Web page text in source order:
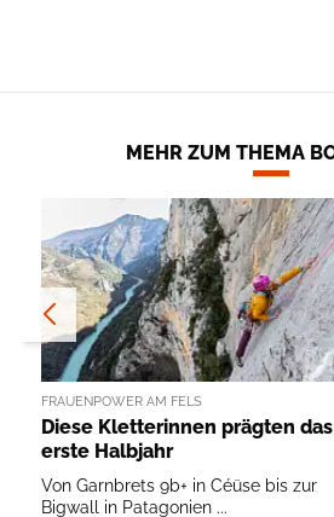
MEHR ZUM THEMA
FRAUENPOWER AM FELS
Diese Kletterinnen prägten das
erste Halbjahr
Von Garnbrets 9b+ in Céüse bis zur
Bigwall in Patagonien ...